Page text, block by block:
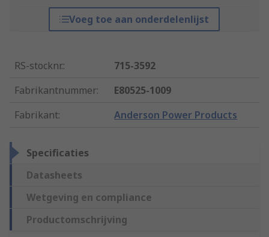
Voeg toe aan onderdelenlijst
RS-stocknr.:
715-3592
Fabrikantnummer:
E80525-1009
Fabrikant: Anderson Power Products
Specificaties
Datasheets
Wetgeving en compliance
Productomschrijving